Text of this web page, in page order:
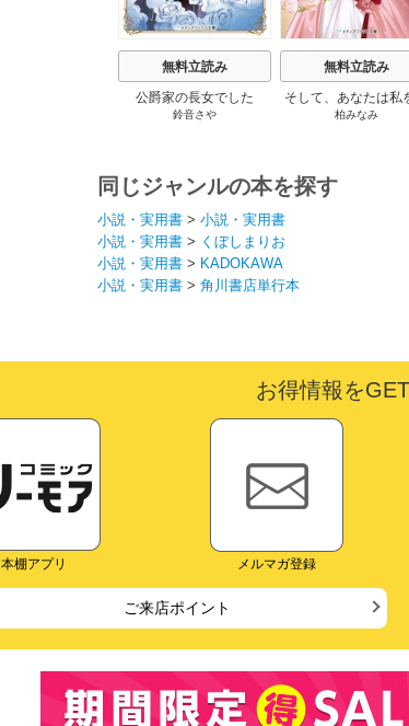
無料立読み
公爵家の長女でした
鈴音さや
無料立読み
そして、あなたは私
てる
柏みなみ
同じジャンルの本を探す
小説・実用書 > 小説・実用書
小説・実用書 > くぼしまりお
小説・実用書 > KADOKAWA
小説・実用書 > 角川書店単行本
お得情報を
本棚アプリ メルマガ登録
ご来店ポイント